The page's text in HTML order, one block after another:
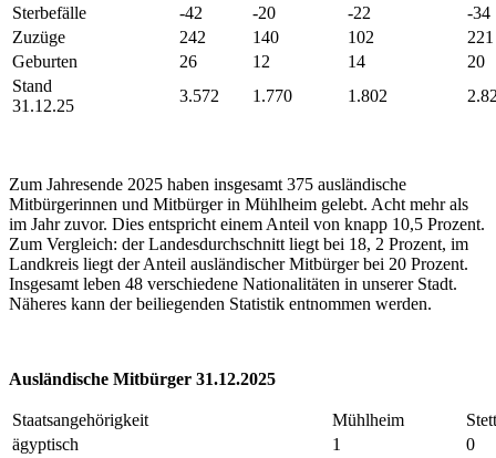
Sterbefälle
-42 -20 -22
-34
Zuzüge
242 140 102
221
Geburten
26 12 14
20
Stand
31.12.25
3.572 1.770 1.802
Zum Jahresende 2025 haben insgesamt 375 ausländische
Mitbürgerinnen und Mitbürger in Mühlheim gelebt. Acht mehr als
im Jahr zuvor. Dies entspricht einem Anteil von knapp 10,5 Prozent.
Zum Vergleich: der Landesdurchschnitt liegt bei 18, 2 Prozent, im
Landkreis liegt der Anteil ausländischer Mitbürger bei 20 Prozent.
Insgesamt leben 48 verschiedene Nationalitäten in unserer Stadt.
Näheres kann der beiliegenden Statistik entnommen werden.
Ausländische Mitbürger 31.12.2025
Staatsangehörigkeit Mühlheim
ägyptisch
1
0